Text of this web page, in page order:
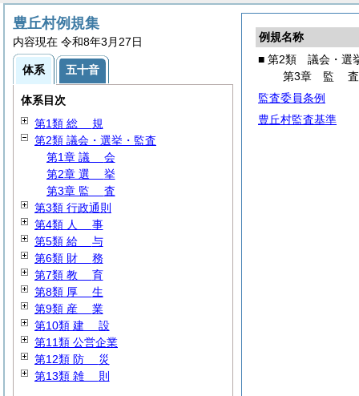
例規名称
■ 第2類 議会・選
第3章 監査
監査委員条例
豊丘村監査基準
豊丘村例規集
内容現在 令和8年3月27日
体系 五十音
体系目次
第1類 総 規
第2類 議会・選挙・監査
第1章 議 会
第2章 選 挙
第3章 監 査
第3類 行政通則
第4類 人 事
第5類 給 与
第6類 財 務
第7類 教 育
第8類 厚 生
第9類 産 業
第10類 建 設
第11類 公営企業
第12類 防 災
第13類 雑 則